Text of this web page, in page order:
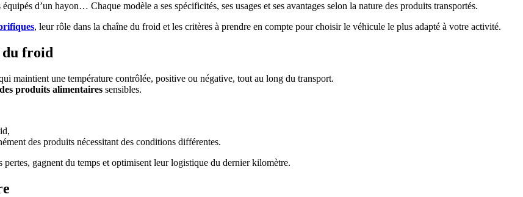
d’un hayon… Chaque modèle a ses spécificités, ses usages et ses avantages selon la nature des produits transportés.
, leur rôle dans la chaîne du froid et les critères à prendre en compte pour choisir le véhicule le plus adapté à votre activité.
froid
maintient une température contrôlée, positive ou négative, tout au long du transport.
produits alimentaires sensibles.
des produits nécessitant des conditions différentes.
gagnent du temps et optimisent leur logistique du dernier kilomètre.